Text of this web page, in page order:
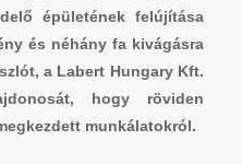
épületének felújítása
és néhány fa kivágásra
a Labert Hungary Kft.
hogy röviden
munkálatokról.